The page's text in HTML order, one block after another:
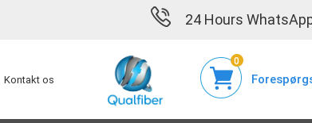
24 Hours
Kontakt os
0